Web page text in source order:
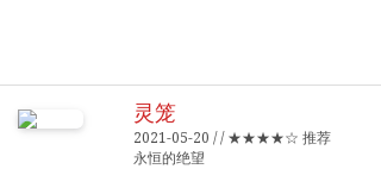
灵笼
2021-05-20 / / ★★★★☆ 推荐
永恒的绝望